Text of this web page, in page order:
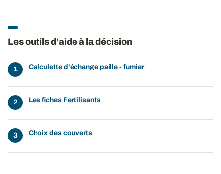
Les outils d’aide à la décision
Calculette d'échange paille - fumier
Les fiches Fertilisants
Choix des couverts